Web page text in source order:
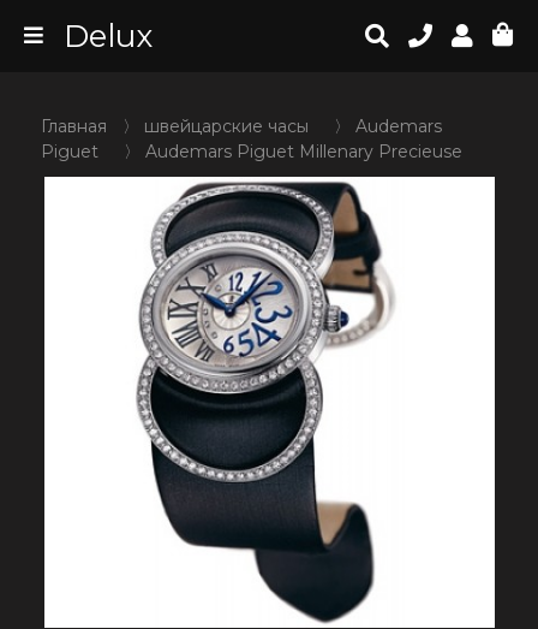
Delux
Главная 〉 швейцарские часы 〉 Audemars
Piguet
〉 Audemars Piguet Millenary Precieuse